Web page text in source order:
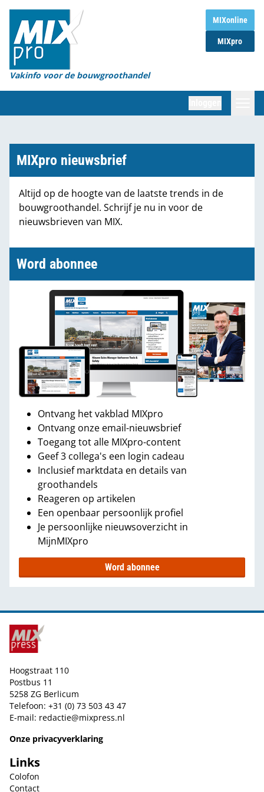
MIXonline
MIXpro
Vakinfo voor de bouwgroothandel
Home
Magazines
Organisaties
Marktcijfers
Partners
MIXpro nieuwsbrief
Altijd op de hoogte van de laatste trends in de
bouwgroothandel. Schrijf je nu in voor de
nieuwsbrieven van MIX.
Word abonnee
Ontvang het vakblad MIXpro
Ontvang onze email-nieuwsbrief
Toegang tot alle MIXpro-content
Geef 3 collega's een login cadeau
Inclusief marktdata en details van
groothandels
Reageren op artikelen
Een openbaar persoonlijk profiel
Je persoonlijke nieuwsoverzicht in
MijnMIXpro
Word abonnee
Hoogstraat 110
Postbus 11
5258 ZG Berlicum
Telefoon: +31 (0) 73 503 43 47
E-mail: redactie@mixpress.nl
Onze privacyverklaring
Links
Colofon
Contact